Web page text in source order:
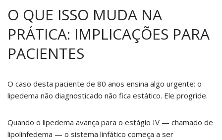
O QUE ISSO MUDA NA
PRÁTICA: IMPLICAÇÕES PARA
PACIENTES
O caso desta paciente de 80 anos ensina algo urgente: o
lipedema não diagnosticado não fica estático. Ele progride.
Quando o lipedema avança para o estágio IV — chamado de
lipolinfedema — o sistema linfático começa a ser